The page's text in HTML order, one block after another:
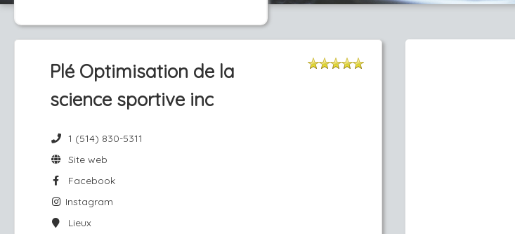
Plé Optimisation de la
science sportive inc
1 (514) 830-5311
Site web
Facebook
Instagram
Lieux